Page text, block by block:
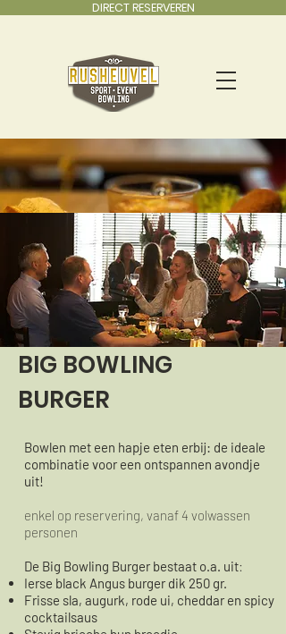
DIRECT RESERVEREN
Mini Arrangementen
BIG BOWLING
BURGER
Bowlen met een hapje eten erbij: de ideale
combinatie voor een ontspannen avondje
uit!
enkel op reservering, vanaf 4 volwassen
personen
De Big Bowling Burger bestaat o.a. uit:
Ierse black Angus burger dik 250 gr.
Frisse sla, augurk, rode ui, cheddar en spicy
cocktailsaus